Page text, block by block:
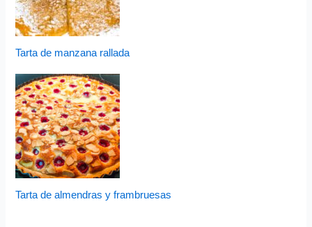
Tarta de manzana rallada
Tarta de almendras y frambruesas